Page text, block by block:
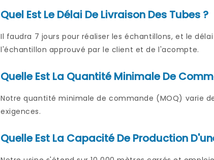
Quel Est Le Délai De Livraison Des Tubes ?
Il faudra 7 jours pour réaliser les échantillons, et le
l'échantillon approuvé par le client et de l'acompte.
Quelle Est La Quantité Minimale De
Notre quantité minimale de commande (MOQ) varie
exigences.
Quelle Est La Capacité De Production